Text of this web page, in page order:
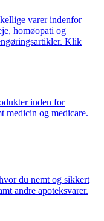
varer indenfor
homøopati og
Klik
inden for
medicin og medicare.
du nemt og sikkert
andre apoteksvarer.